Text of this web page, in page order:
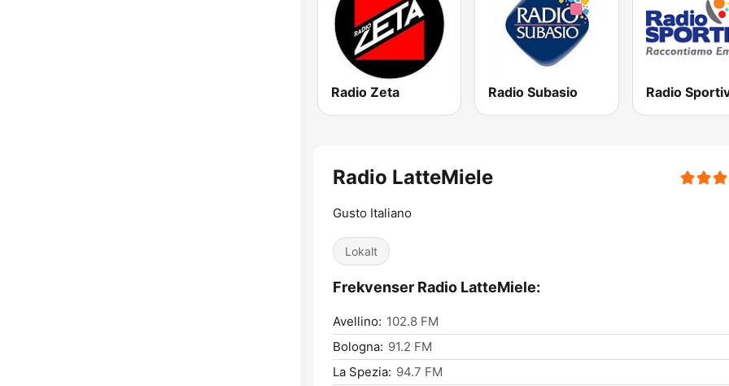
Radio Zeta Radio Subasio Radio
Radio LatteMiele
Gusto Italiano
Lokalt
Frekvenser Radio LatteMiele:
Avellino: 102.8 FM
Bologna: 91.2 FM
La Spezia: 94.7 FM